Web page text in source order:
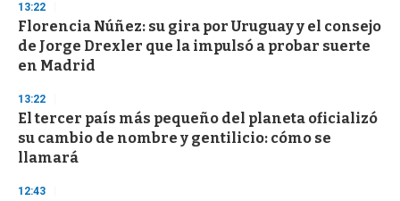
3
s
e
c
o
d
s
13:22
Florencia Núñez: su gira por Uruguay y el consejo
de Jorge Drexler que la impulsó a probar suerte
en Madrid
13:22
El tercer país más pequeño del planeta oficializó
su cambio de nombre y gentilicio: cómo se
llamará
12:43